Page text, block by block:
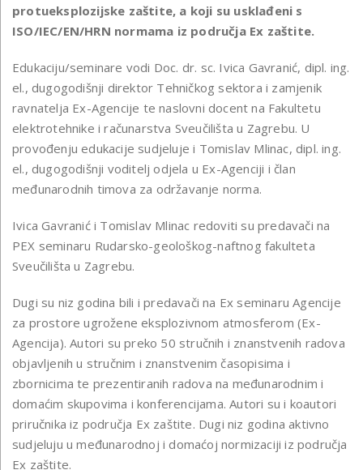
protueksplozijske zaštite, a koji su usklađeni s
ISO/IEC/EN/HRN normama iz područja Ex zaštite.
Edukaciju/seminare vodi Doc. dr. sc. Ivica Gavranić, dipl. ing.
el., dugogodišnji direktor Tehničkog sektora i zamjenik
ravnatelja Ex-Agencije te naslovni docent na Fakultetu
elektrotehnike i računarstva Sveučilišta u Zagrebu. U
provođenju edukacije sudjeluje i Tomislav Mlinac, dipl. ing.
el., dugogodišnji voditelj odjela u Ex-Agenciji i član
međunarodnih timova za održavanje norma.
Ivica Gavranić i Tomislav Mlinac redoviti su predavači na
PEX seminaru Rudarsko-geološkog-naftnog fakulteta
Sveučilišta u Zagrebu.
Dugi su niz godina bili i predavači na Ex seminaru Agencije
za prostore ugrožene eksplozivnom atmosferom (Ex-
Agencija). Autori su preko 50 stručnih i znanstvenih radova
objavljenih u stručnim i znanstvenim časopisima i
zbornicima te prezentiranih radova na međunarodnim i
domaćim skupovima i konferencijama. Autori su i koautori
priručnika iz područja Ex zaštite. Dugi niz godina aktivno
sudjeluju u međunarodnoj i domaćoj normizaciji iz područja
Ex zaštite.